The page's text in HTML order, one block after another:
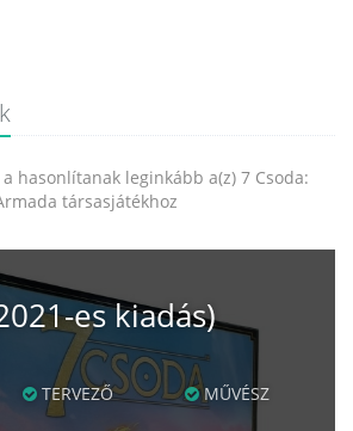
hasonlítanak leginkább a(z) 7 Csoda:
társasjátékhoz
es kiadás)
TERVEZŐ MŰVÉSZ